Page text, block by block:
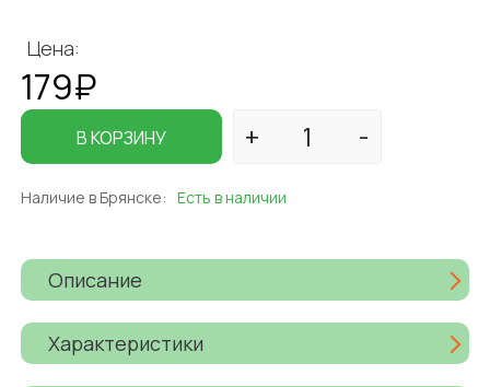
Цена:
179₽
В КОРЗИНУ
Наличие в Брянске: Есть в наличии
Описание
Характеристики